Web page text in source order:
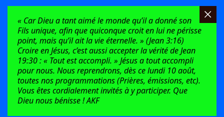
« Car Dieu a tant aimé le monde qu’il a donné son
Fils unique, afin que quiconque croit en lui ne périsse
point, mais qu’il ait la vie éternelle. » (Jean 3:16)
Croire en Jésus, c’est aussi accepter la vérité de Jean
19:30 : « Tout est accompli. » Jésus a tout accompli
pour nous. Nous reprendrons, dès ce lundi 10 août,
toutes nos programmations (Prières, émissions, etc).
Vous êtes cordialement invités à y participer. Que
Dieu nous bénisse ! AKF